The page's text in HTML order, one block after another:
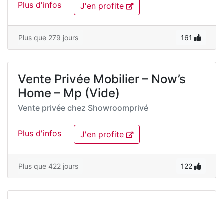
Plus d'infos J'en profite
Plus que 279 jours 161
Vente Privée Mobilier – Now’s
Home – Mp (Vide)
Vente privée chez Showroomprivé
Plus d'infos J'en profite
Plus que 422 jours 122